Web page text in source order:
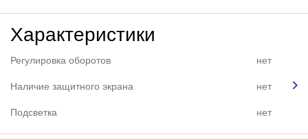
Характеристики
Регулировка оборотов нет
Наличие защитного экрана нет
Подсветка нет